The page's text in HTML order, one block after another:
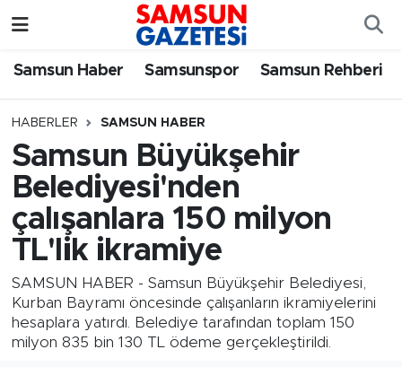
Samsun Haber Samsunspor Samsun Rehberi
HABERLER SAMSUN HABER
Samsun Büyükşehir
Belediyesi'nden
çalışanlara 150 milyon
TL'lik ikramiye
SAMSUN HABER - Samsun Büyükşehir Belediyesi,
Kurban Bayramı öncesinde çalışanların ikramiyelerini
hesaplara yatırdı. Belediye tarafından toplam 150
milyon 835 bin 130 TL ödeme gerçekleştirildi.
Samsun Haber
Samsun Rehberi
Resmi İlanlar
Samsun Nöbetçi Eczaneler
SAMSUN Namaz Vakitleri
Samsun Trafik Yoğunluk Haritası
Süper Lig Puan Durumu ve Fikstür
Tüm Manşetler
Son Dakika Haberleri